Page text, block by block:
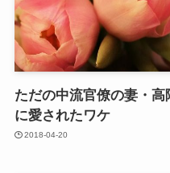
ただの中流官僚の妻・
に愛されたワケ
2018-04-20